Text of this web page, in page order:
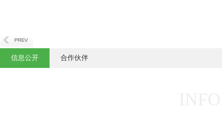
信息公开 合作伙伴